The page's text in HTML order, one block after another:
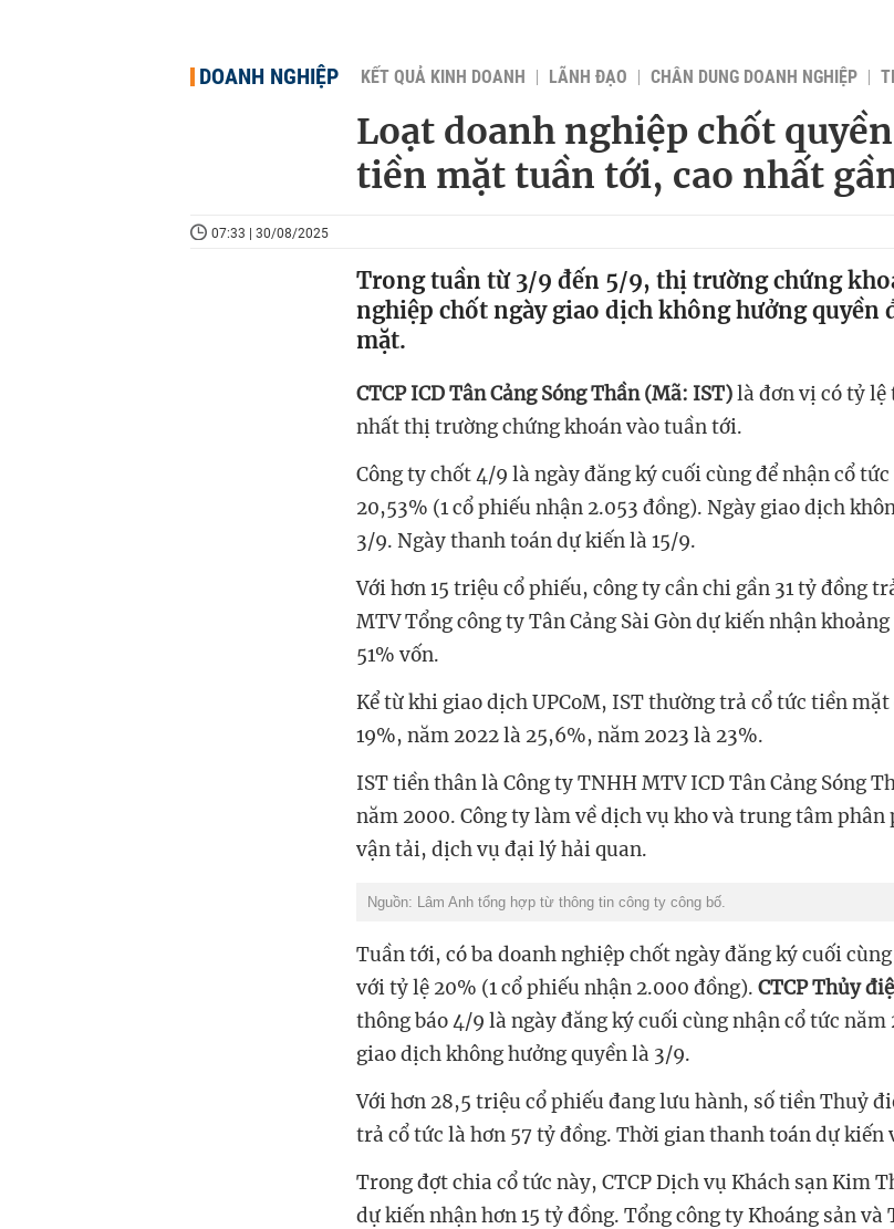
DOANH NGHIỆP KẾT QUẢ KINH DOANH LÃNH ĐẠO CHÂN DUNG DOANH NGHIỆP
Loạt doanh nghiệp chốt
tiền mặt tuần tới, cao nhất
07:33 | 30/08/2025
Trong tuần từ 3/9 đến 5/9, thị trường chứng
nghiệp chốt ngày giao dịch không hưởng quyền
mặt.
CTCP ICD Tân Cảng Sóng Thần (Mã: IST)là đơn vị có tỷ
nhất thị trường chứng khoán vào tuần tới.
Công ty chốt4/9 là ngày đăng ký cuối cùng để nhận cổ
20,53% (1 cổ phiếu nhận 2.053 đồng). Ngày giao dịch
3/9. Ngày thanh toán dự kiến là 15/9.
Vớihơn 15 triệu cổ phiếu, công ty cần chi gần 31 tỷ đồng
MTV Tổng công ty Tân Cảng Sài Gòn dự kiến nhận
51% vốn.
Kể từ khi giao dịch UPCoM, IST thường trả cổ tức tiền mặt
19%, năm 2022 là 25,6%, năm 2023 là 23%.
IST tiền thân là Công ty TNHH MTV ICD Tân Cảng Sóng
năm 2000. Công ty làm về dịch vụ kho và trung tâm
vận tải, dịch vụ đại lý hải quan.
Nguồn: Lâm Anh tổng hợp từ thông tin công ty công bố.
Tuần tới, có ba doanh nghiệp chốt ngày đăng ký cuối
với tỷ lệ 20% (1 cổ phiếu nhận 2.000 đồng). CTCP Thủy
thông báo 4/9 là ngày đăng ký cuối cùng nhận cổ tức năm
giao dịch không hưởng quyền là 3/9.
Với hơn 28,5 triệu cổ phiếu đang lưu hành, số tiền Thuỷ
trả cổ tức là hơn 57 tỷ đồng. Thời gian thanh toán dự kiến
Trong đợt chia cổ tức này, CTCP Dịch vụ Khách sạn Kim
dự kiến nhận hơn 15 tỷ đồng. Tổng công ty Khoáng sản